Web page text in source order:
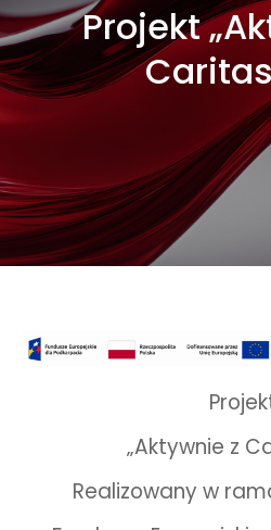
Projekt
„Aktywnie z
Realizowany w